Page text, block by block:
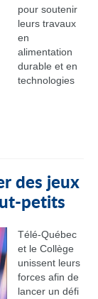
pour soutenir
leurs travaux
en
alimentation
durable et en
technologies
des jeux
petits
Télé-Québec
et le Collège
unissent leurs
forces afin de
lancer un défi